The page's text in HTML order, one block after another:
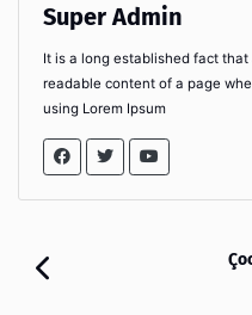
Super Admin
It is a long established fact
readable content of a page
using Lorem Ipsum